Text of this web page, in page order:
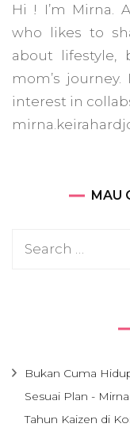
Hi ! I’m Mirna.
who likes to
about lifestyle,
mom’s
interest in
MAU
Search
Bukan Cuma
Sesuai Plan -
Tahun Kaizen di